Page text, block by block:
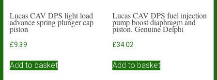
Lucas CAV DPS light load
advance spring plunger cap
piston
£9.39
Add to basket
Lucas CAV DPS fuel injection
pump boost diaphragm and
piston. Genuine Delphi
£34.02
Add to basket